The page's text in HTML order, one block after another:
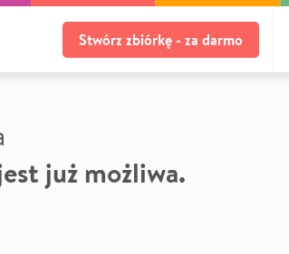
Stwórz zbiórkę - za darmo
już możliwa.